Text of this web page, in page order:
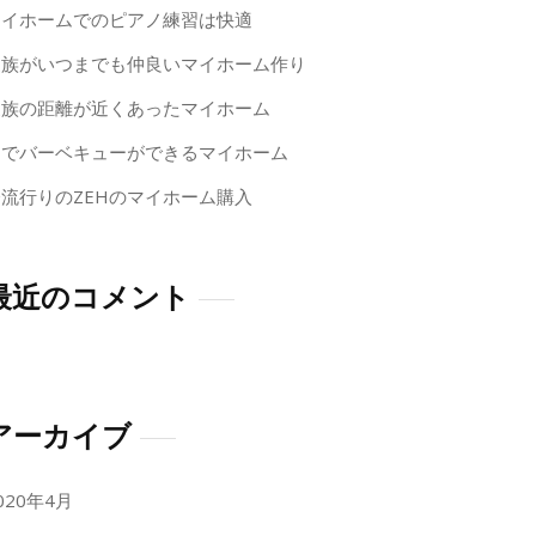
ホームでのピアノ練習は快適
がいつまでも仲良いマイホーム作り
の距離が近くあったマイホーム
バーベキューができるマイホーム
行りのZEHのマイホーム購入
近のコメント
ーカイブ
年4月